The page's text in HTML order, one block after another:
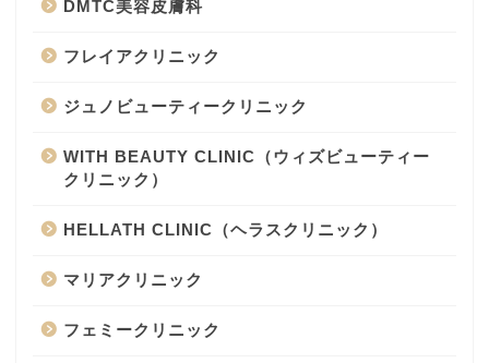
DMTC美容皮膚科
フレイアクリニック
ジュノビューティークリニック
WITH BEAUTY CLINIC（ウィズビューティー
クリニック）
HELLATH CLINIC（ヘラスクリニック）
マリアクリニック
フェミークリニック